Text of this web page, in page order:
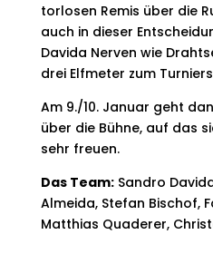
torlosen Remis über die
auch in dieser
Davida Nerven wie
drei Elfmeter zum
Am 9./10. Januar geht
über die Bühne, auf das
sehr freuen.
Das Team:Sandro
Almeida, Stefan Bischof,
Matthias Quaderer,